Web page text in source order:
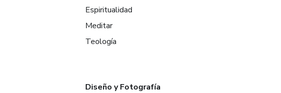
Espiritualidad
Meditar
Teología
Diseño y Fotografía